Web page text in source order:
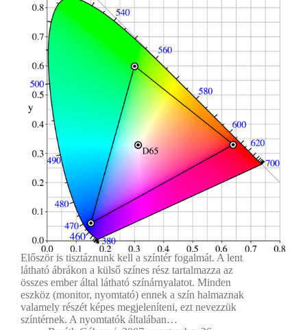
Először is tisztáznunk kell a színtér fogalmát. A lent
látható ábrákon a külső színes rész tartalmazza az
összes ember által látható színárnyalatot. Minden
eszköz (monitor, nyomtató) ennek a szín halmaznak
valamely részét képes megjeleníteni, ezt nevezzük
színtérnek. A nyomtatók általában…